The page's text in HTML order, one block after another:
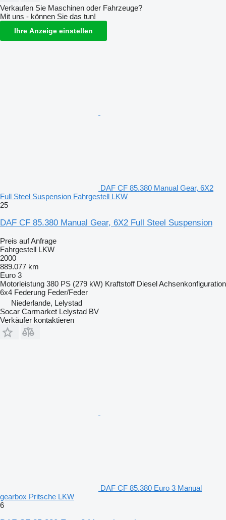
Verkaufen Sie Maschinen oder Fahrzeuge?
Mit uns - können Sie das tun!
Ihre Anzeige einstellen
DAF CF 85.380 Manual Gear, 6X2
Full Steel Suspension Fahrgestell LKW
25
DAF CF 85.380 Manual Gear, 6X2 Full Steel Suspension
Preis auf Anfrage
Fahrgestell LKW
2000
889.077 km
Euro 3
Motorleistung 380 PS (279 kW) Kraftstoff DieselAchsenkonfiguration
6x4 Federung Feder/Feder
Niederlande, Lelystad
Socar Carmarket Lelystad BV
Verkäufer kontaktieren
DAF CF 85.380 Euro 3 Manual
gearbox Pritsche LKW
6